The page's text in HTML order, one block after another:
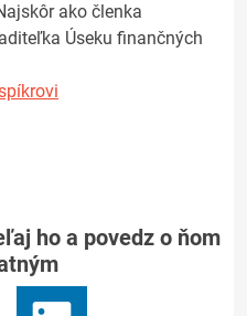
ako členka
Úseku finančných
ho a povedz o ňom